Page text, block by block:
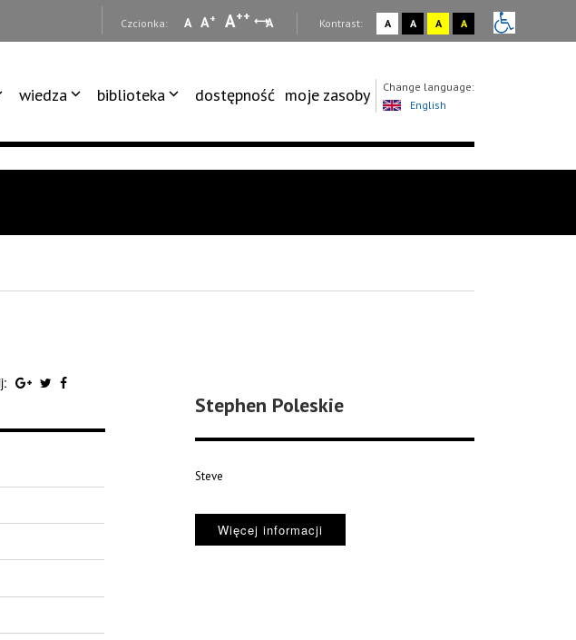
Czcionka: A A+ A++ A Kontrast: A A A A
wiedza biblioteka dostępność moje zasoby
Change language:
English
Stephen Poleskie
Steve
Więcej informacji